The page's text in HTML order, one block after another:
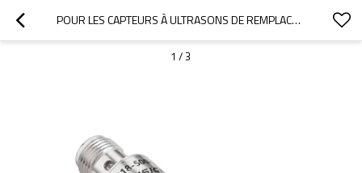
POUR LES CAPTEURS À ULTRASONS DE REMPLACEMENT PEPPERL+FUCHS 18GM, MODÈLES ÉTENDUS, MODE DIFFUS | PLAGE DE DÉTECTION DE 30 MM À 500 MM ET DE 50 MM À 800 MM
1 /3